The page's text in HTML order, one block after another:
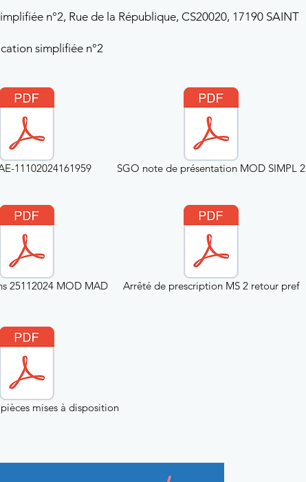
n°2, Rue de la République, CS20020, 17190 SAINT
simplifiée n°2
11102024161959
25112024 MOD MAD
SGO note de présentation MOD SIMPL 2
Arrêté de prescription MS 2 retour pref
mises à disposition